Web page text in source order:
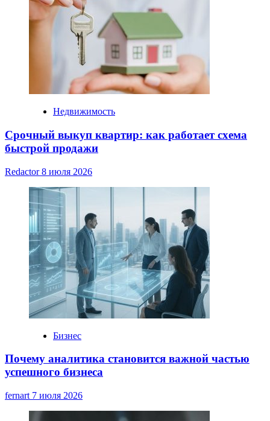
Недвижимость
Срочный выкуп квартир: как работает схема
быстрой продажи
Redactor8 июля 2026
Бизнес
Почему аналитика становится важной частью
успешного бизнеса
fernart 7 июля 2026